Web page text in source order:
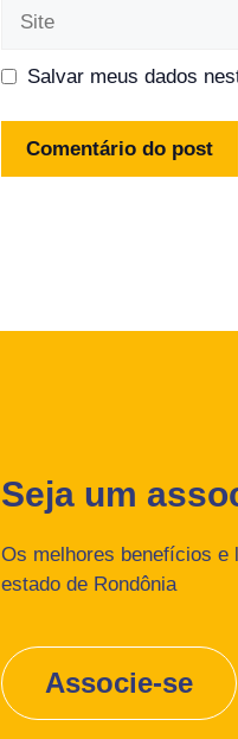
Salvar meus dados
Seja um
Os melhores benefícios e
estado de Rondônia
Associe-se